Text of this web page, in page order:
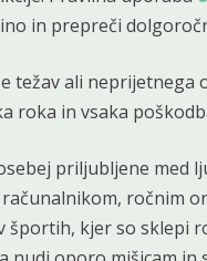
in prepreči
težav ali
roka in vsaka
priljubljene med
ročnim
športih, kjer so sklepi